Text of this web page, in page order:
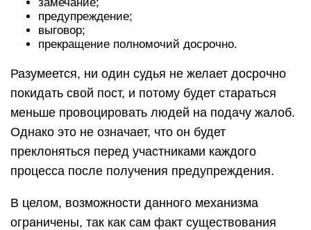
предупреждение;
выговор;
прекращение полномочий досрочно.
Разумеется, ни один судья не желает досрочно
покидать свой пост, и потому будет стараться
меньше провоцировать людей на подачу жалоб.
Однако это не означает, что он будет
преклоняться перед участниками каждого
процесса после получения предупреждения.
В целом, возможности данного механизма
ограничены, так как сам факт существования